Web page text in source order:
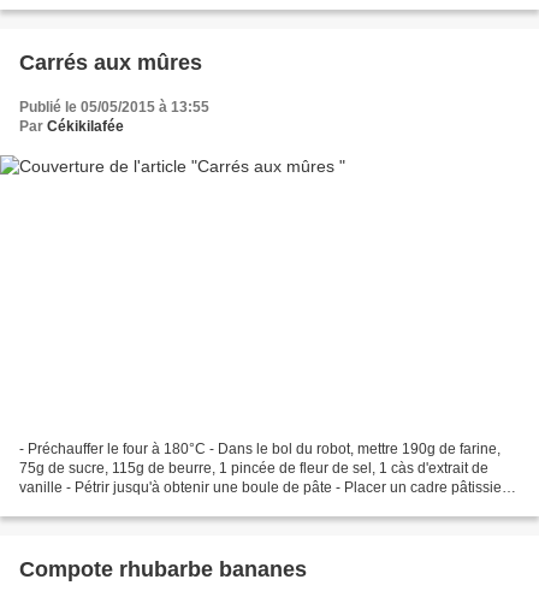
Carrés aux mûres
Publié le 05/05/2015 à 13:55
Par Cékikilafée
- Préchauffer le four à 180°C - Dans le bol du robot, mettre 190g de farine,
75g de sucre, 115g de beurre, 1 pincée de fleur de sel, 1 càs d'extrait de
vanille - Pétrir jusqu'à obtenir une boule de pâte - Placer un cadre pâtissier
Compote rhubarbe bananes